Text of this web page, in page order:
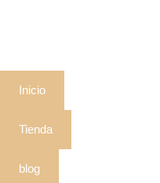
Inicio
Tienda
blog